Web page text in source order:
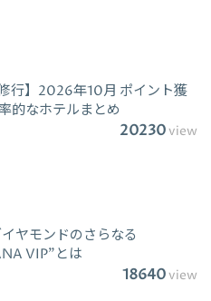
修行】2026年10月 ポイント獲
的なホテルまとめ
20230view
ヤモンドのさらなる
VIP”とは
18640view